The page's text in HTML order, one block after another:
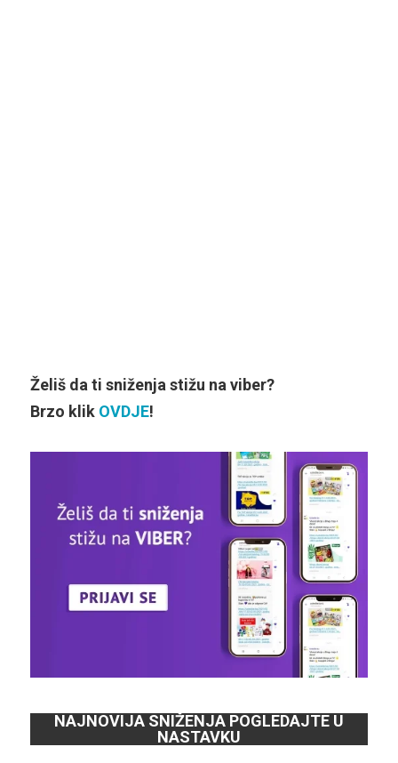
Želiš da ti sniženja stižu na viber?
Brzo klik OVDJE!
NAJNOVIJA SNIŽENJA POGLEDAJTE U
NASTAVKU